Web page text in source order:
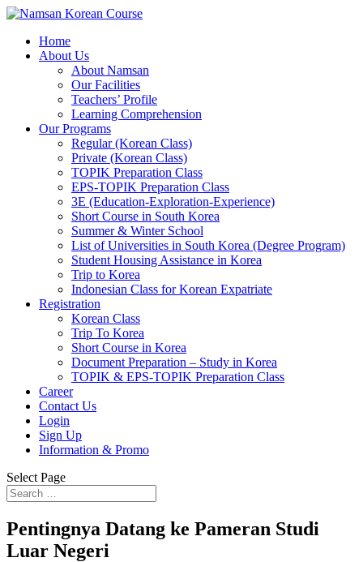
Home
About Us
About Namsan
Our Facilities
Teachers’ Profile
Learning Comprehension
Our Programs
Regular (Korean Class)
Private (Korean Class)
TOPIK Preparation Class
EPS-TOPIK Preparation Class
3E (Education-Exploration-Experience)
Short Course in South Korea
Summer & Winter School
List of Universities in South Korea (Degree Program)
Student Housing Assistance in Korea
Trip to Korea
Indonesian Class for Korean Expatriate
Registration
Korean Class
Trip To Korea
Short Course in Korea
Document Preparation – Study in Korea
TOPIK & EPS-TOPIK Preparation Class
Career
Contact Us
Login
Sign Up
Information & Promo
Select Page
Pentingnya Datang ke Pameran Studi
Luar Negeri